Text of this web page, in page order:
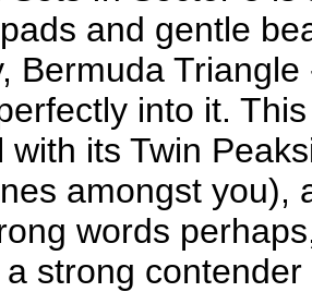
and gentle
Bermuda
into it.
with its Twin
amongst you),
words
strong